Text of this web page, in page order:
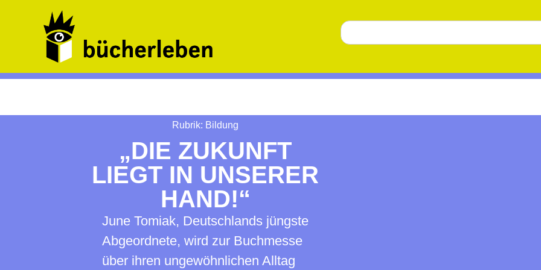
Rubrik: Bildung
„DIE ZUKUNFT
LIEGT IN UNSERER
HAND!“
June Tomiak, Deutschlands jüngste
Abgeordnete, wird zur Buchmesse
über ihren ungewöhnlichen Alltag